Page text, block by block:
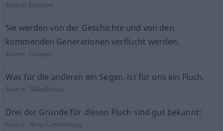
Source: Europarl
Sie werden von der Geschichte und von den
kommenden Generationen verflucht werden.
Source: Europarl
Was für die anderen ein Segen, ist für uns ein Fluch.
Source: GlobalVoices
Drei der Gründe für diesen Fluch sind gut bekannt:
Source: News-Commentary